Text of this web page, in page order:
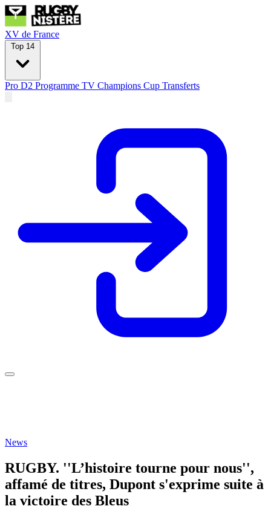
XV de France
Top 14
Pro D2 Programme TV Champions Cup Transferts
News
RUGBY. ''L’histoire tourne pour nous'',
affamé de titres, Dupont s'exprime suite à
la victoire des Bleus